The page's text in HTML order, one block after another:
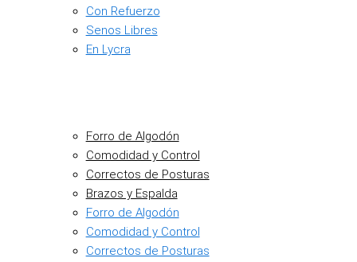
Con Refuerzo
Senos Libres
En Lycra
Forro de Algodón
Comodidad y Control
Correctos de Posturas
Brazos y Espalda
Forro de Algodón
Comodidad y Control
Correctos de Posturas